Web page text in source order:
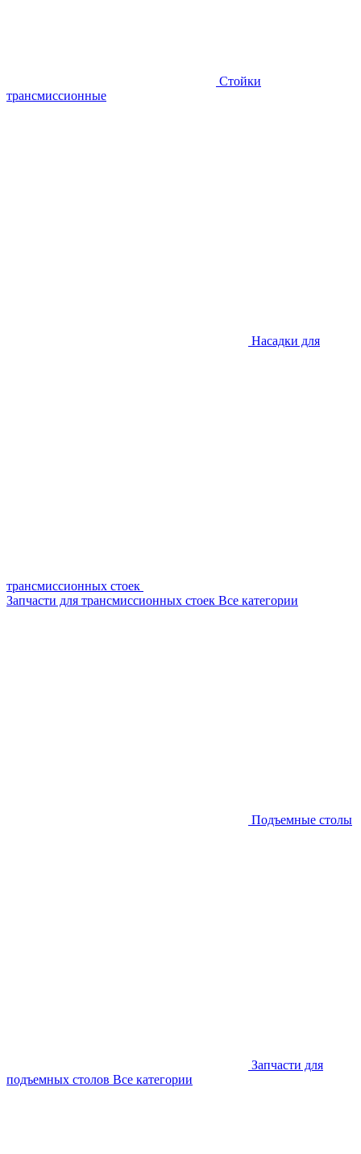
Стойки
трансмиссионные
Насадки для
трансмиссионных стоек
Запчасти для трансмиссионных стоек Все категории
Подъемные столы
Запчасти для
подъемных столов Все категории